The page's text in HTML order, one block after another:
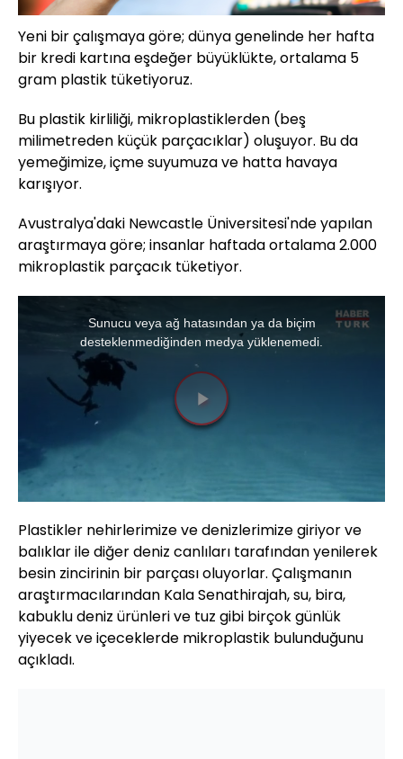
Yeni bir çalışmaya göre; dünya genelinde her hafta
bir kredi kartına eşdeğer büyüklükte, ortalama 5
gram plastik tüketiyoruz.
Bu plastik kirliliği, mikroplastiklerden (beş
milimetreden küçük parçacıklar) oluşuyor. Bu da
yemeğimize, içme suyumuza ve hatta havaya
karışıyor.
Avustralya'daki Newcastle Üniversitesi'nde yapılan
araştırmaya göre; insanlar haftada ortalama 2.000
mikroplastik parçacık tüketiyor.
Videoyu
Sunucu veya ağ hatasından ya da biçim
desteklenmediğinden medya yüklenemedi.
Plastikler nehirlerimize ve denizlerimize giriyor ve
balıklar ile diğer deniz canlıları tarafından yenilerek
besin zincirinin bir parçası oluyorlar. Çalışmanın
araştırmacılarından Kala Senathirajah, su, bira,
kabuklu deniz ürünleri ve tuz gibi birçok günlük
yiyecek ve içeceklerde mikroplastik bulunduğunu
açıkladı.